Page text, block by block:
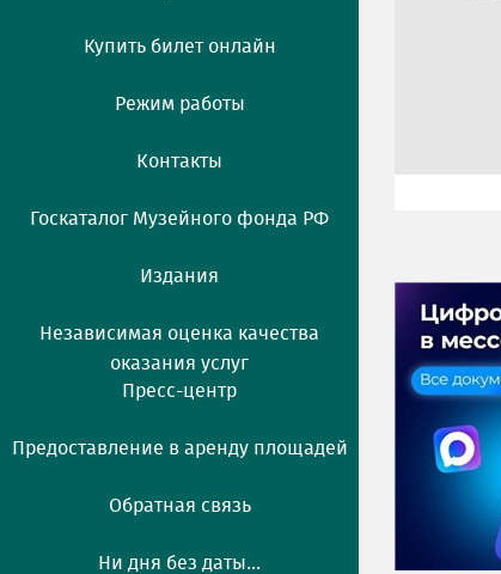
Купить билет онлайн
Режим работы
Контакты
Госкаталог Музейного фонда РФ
Издания
Независимая оценка качества
оказания услуг
Пресс-центр
Предоставление в аренду площадей
Обратная связь
Ни дня без даты...